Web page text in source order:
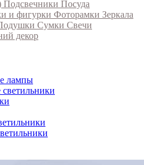
Подсвечники Посуда
и фигурки Фоторамки Зеркала
Сумки Свечи
декор
лампы